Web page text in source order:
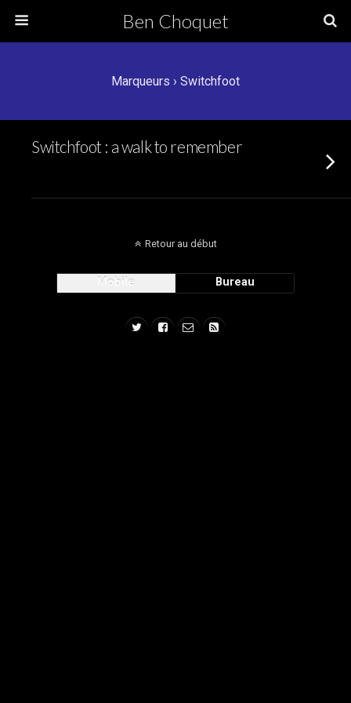
Ben Choquet
Marqueurs › Switchfoot
Switchfoot : a walk to remember
Retour au début
Mobile Bureau